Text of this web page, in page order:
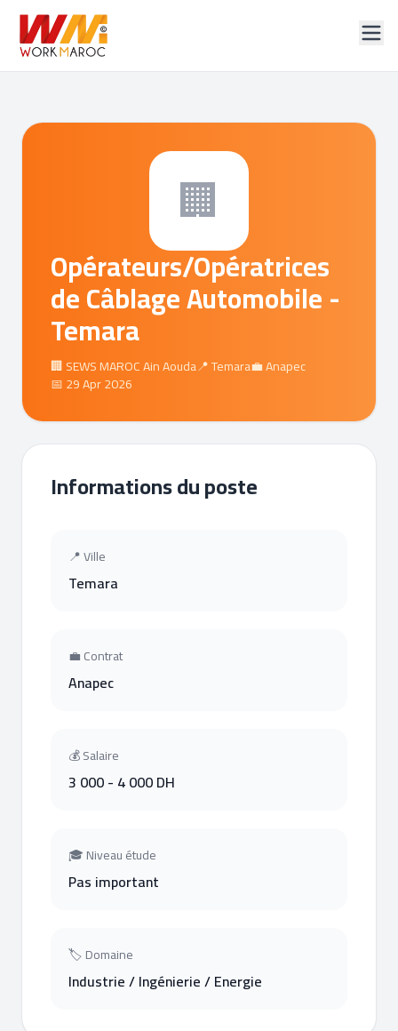
🏢
Opérateurs/Opératrices
de Câblage Automobile -
Temara
🏢 SEWS MAROC Ain Aouda📍 Temara💼 Anapec
📅 29 Apr 2026
Informations du poste
📍 Ville
Temara
💼 Contrat
Anapec
💰 Salaire
3 000 - 4 000 DH
🎓 Niveau étude
Pas important
🏷 Domaine
Industrie / Ingénierie / Energie